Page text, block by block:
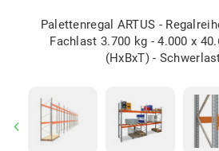
Palettenregal ARTUS -
Fachlast 3.700 kg - 4.000 x
(HxBxT) -
Previous